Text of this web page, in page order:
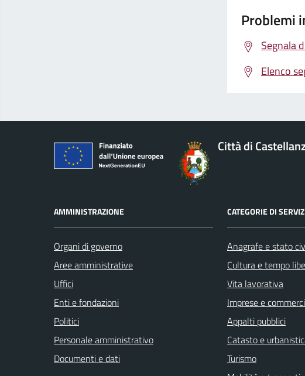
Problemi
Segnala
Elenco
Città di
AMMINISTRAZIONE
Organi di governo
Aree amministrative
Uffici
Enti e fondazioni
Politici
Personale amministrativo
Documenti e dati
CATEGORIE DI
Anagrafe e stato
Cultura e tempo
Vita lavorativa
Imprese e
Appalti pubblici
Catasto e
Turismo